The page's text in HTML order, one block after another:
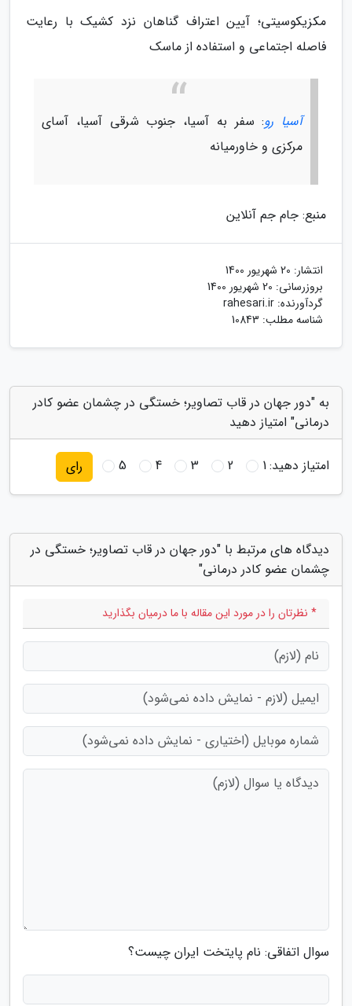
مکزیکوسیتی؛ آیین اعتراف گناهان نزد کشیک با رعایت
فاصله اجتماعی و استفاده از ماسک
آسیا رو: سفر به آسیا، جنوب شرقی آسیا، آسای
مرکزی و خاورمیانه
منبع: جام جم آنلاین
انتشار: 20 شهریور 1400
بروزرسانی: 20 شهریور 1400
گردآورنده: rahesari.ir
شناسه مطلب: 10843
به "دور جهان در قاب تصاویر؛ خستگی در چشمان عضو کادر
درمانی" امتیاز دهید
امتیاز دهید:1
2
3
4
5 رای
دیدگاه های مرتبط با "دور جهان در قاب تصاویر؛ خستگی در
چشمان عضو کادر درمانی"
* نظرتان را در مورد این مقاله با ما درمیان بگذارید
سوال اتفاقی: نام پایتخت ایران چیست؟